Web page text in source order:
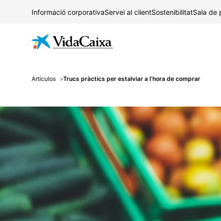
Informació corporativaServei al clientSostenibilitatSala de
Artículos Trucs pràctics per estalviar a l’hora de comprar